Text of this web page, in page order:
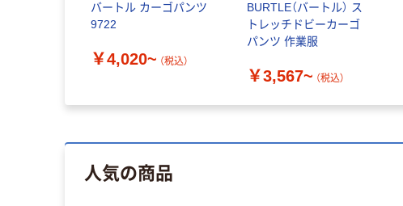
バートル カーゴパンツ
9722
￥4,020~ （税込）
BURTLE（バートル） ス
トレッチドビーカーゴ
パンツ 作業服
￥3,567~ （税込）
人気の商品